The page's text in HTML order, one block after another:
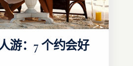
游：7 个约会好